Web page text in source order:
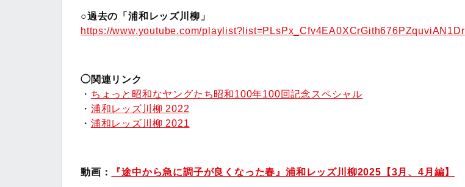
○過去の「浦和レッズ川柳」
https://www.youtube.com/playlist?list=PLsPx_Cfv4EA0XCrGith676PZquviAN1Dr
◯関連リンク
・ ちょっと昭和なヤングたち昭和100年100回記念スペシャル
・ 浦和レッズ川柳 2022
・ 浦和レッズ川柳 2021
動画： 『途中から急に調子が良くなった春』浦和レッズ川柳2025【3月、4月編】